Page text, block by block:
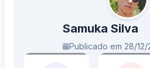
Samuka Silva
Publicado em 28/12/